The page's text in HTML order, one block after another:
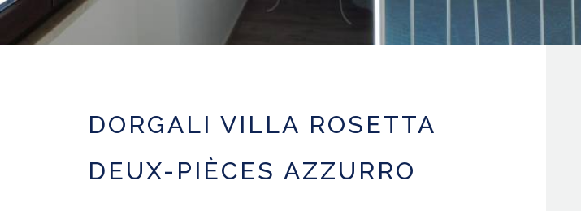
DORGALI VILLA ROSETTA
DEUX-PIÈCES AZZURRO